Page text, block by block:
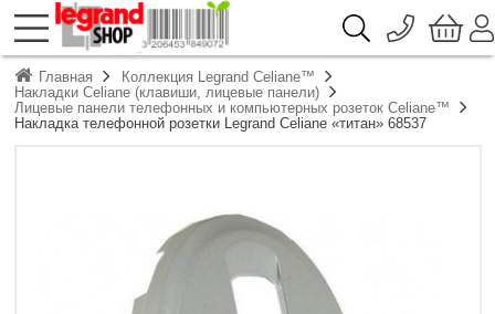
О компании
Доставка
Каталоги продукции Legrand
Гарантия
096 776-72-46
044 390-66-40
Главная
Коллекция Legrand Celiane™
Накладки Celiane (клавиши, лицевые панели)
Лицевые панели телефонных и компьютерных розеток Celiane™
Накладка телефонной розетки Legrand Celiane «титан» 68537